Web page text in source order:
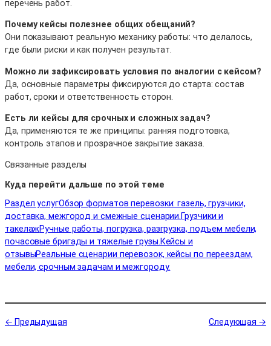
перечень работ.
Почему кейсы полезнее общих обещаний?
Они показывают реальную механику работы: что делалось,
где были риски и как получен результат.
Можно ли зафиксировать условия по аналогии с кейсом?
Да, основные параметры фиксируются до старта: состав
работ, сроки и ответственность сторон.
Есть ли кейсы для срочных и сложных задач?
Да, применяются те же принципы: ранняя подготовка,
контроль этапов и прозрачное закрытие заказа.
Связанные разделы
Куда перейти дальше по этой теме
Раздел услугОбзор форматов перевозки: газель, грузчики,
доставка, межгород и смежные сценарии. Грузчики и
такелажРучные работы, погрузка, разгрузка, подъем мебели,
почасовые бригады и тяжелые грузы. Кейсы и
отзывыРеальные сценарии перевозок, кейсы по переездам,
мебели, срочным задачам и межгороду.
← Предыдущая Следующая →